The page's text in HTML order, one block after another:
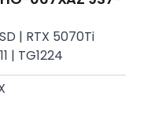
| RTX 5070Ti
| TG1224